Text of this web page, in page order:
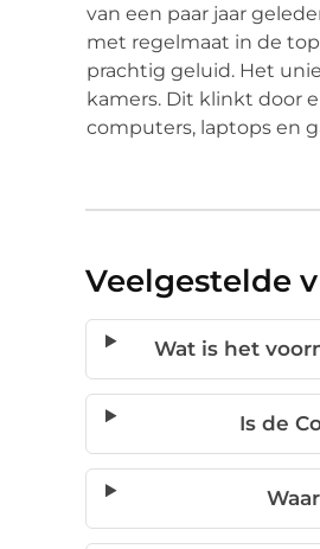
van een paar jaar
met regelmaat in de
prachtig geluid. Het
kamers. Dit klinkt door
computers, laptops en
Veelgestelde
Wat is het
Is de